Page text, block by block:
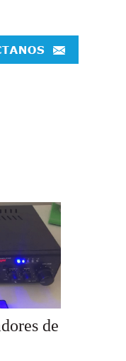
de